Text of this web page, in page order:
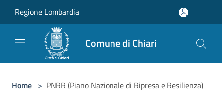
Regione Lombardia
Comune di Chiari
Home > PNRR (Piano Nazionale di Ripresa e Resilienza)